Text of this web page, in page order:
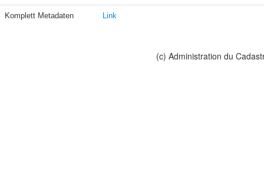
Komplett Metadaten Link
(c) Administration du